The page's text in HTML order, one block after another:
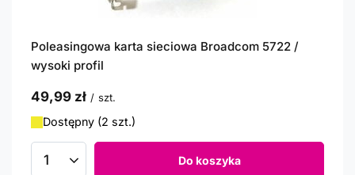
Poleasingowa karta sieciowa Broadcom 5722 /
wysoki profil
49,99 zł / szt.
Dostępny (2 szt.)
Ilość produktów Do koszyka